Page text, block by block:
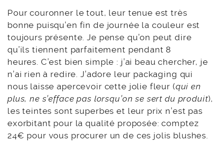
Pour couronner le tout, leur tenue est très
bonne puisqu’en fin de journée la couleur est
toujours présente. Je pense qu’on peut dire
qu’ils tiennent parfaitement pendant 8
heures. C’est bien simple : j’ai beau chercher, je
n’ai rien à redire. J’adore leur packaging qui
nous laisse apercevoir cette jolie fleur (qui en
plus, ne s’efface pas lorsqu’on se sert du produit),
les teintes sont superbes et leur prix n’est pas
exorbitant pour la qualité proposée: comptez
24€ pour vous procurer un de ces jolis blushes.